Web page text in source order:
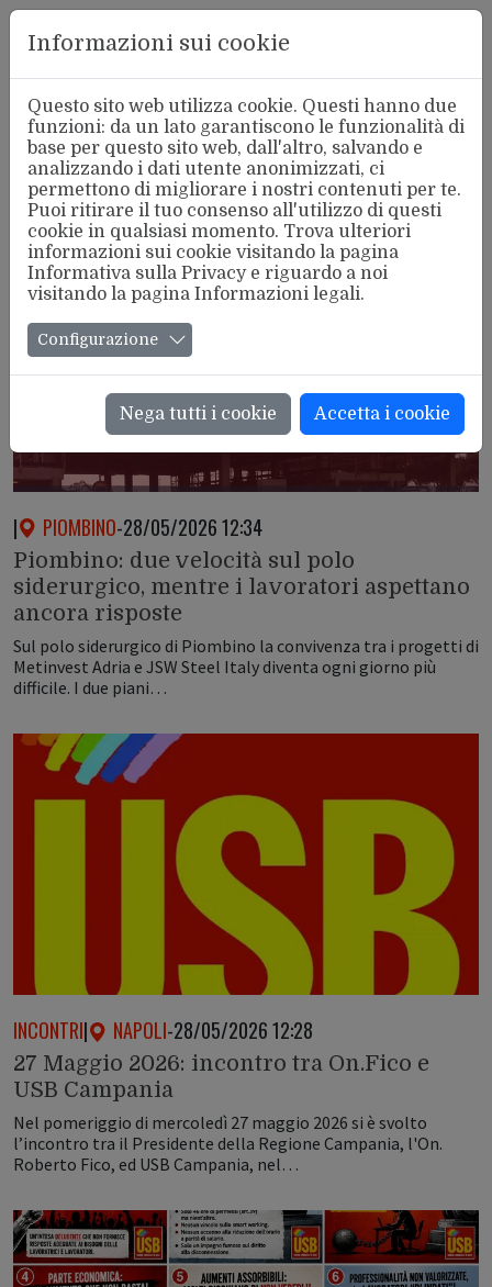
Aderente
Tutte le notizie
| PIOMBINO-28/05/2026 12:34
Piombino: due velocità sul polo
siderurgico, mentre i lavoratori aspettano
ancora risposte
Sul polo siderurgico di Piombino la convivenza tra i progetti di
Metinvest Adria e JSW Steel Italy diventa ogni giorno più
difficile. I due piani…
INCONTRI| NAPOLI-28/05/2026 12:28
27 Maggio 2026: incontro tra On.Fico e
USB Campania
Nel pomeriggio di mercoledì 27 maggio 2026 si è svolto
l’incontro tra il Presidente della Regione Campania, l'On.
Roberto Fico, ed USB Campania, nel…
Informazioni sui cookie
Questo sito web utilizza cookie. Questi hanno due
funzioni: da un lato garantiscono le funzionalità di
base per questo sito web, dall'altro, salvando e
analizzando i dati utente anonimizzati, ci
permettono di migliorare i nostri contenuti per te.
Puoi ritirare il tuo consenso all'utilizzo di questi
cookie in qualsiasi momento. Trova ulteriori
informazioni sui cookie visitando la pagina
Informativa sulla Privacye riguardo a noi
visitando la pagina Informazioni legali.
Configurazione
Nega tutti i cookie Accetta i cookie